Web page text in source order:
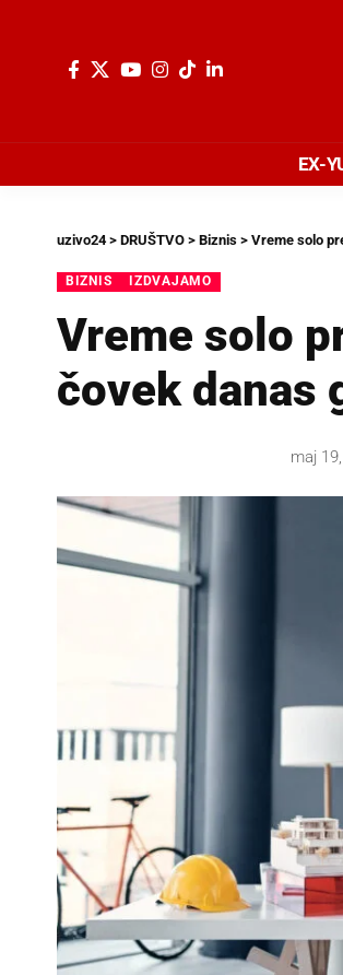
EX-
uzivo24> DRUŠTVO > Biznis > Vreme solo
BIZNIS IZDVAJAMO
Vreme solo
čovek danas
maj